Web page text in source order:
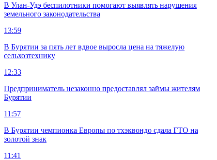
В Улан-Удэ беспилотники помогают выявлять нарушения
земельного законодательства
13:59
В Бурятии за пять лет вдвое выросла цена на тяжелую
сельхозтехнику
12:33
Предприниматель незаконно предоставлял займы жителям
Бурятии
11:57
В Бурятии чемпионка Европы по тхэквондо сдала ГТО на
золотой знак
11:41